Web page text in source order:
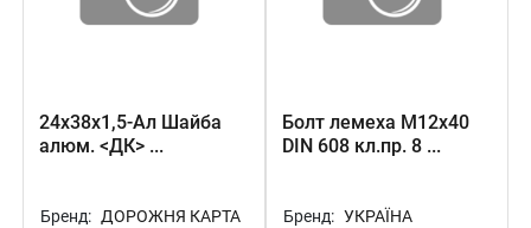
24х38х1,5-Ал Шайба
алюм. <ДК> ...
Бренд: ДОРОЖНЯ КАРТА
Болт лемеха М12х40
DIN 608 кл.пр. 8 ...
Бренд: УКРАЇНА